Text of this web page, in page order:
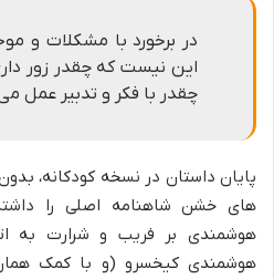
در برخورد با مشکلات و
این نیست که چقدر زور
چقدر با فکر و تدبیر عمل
پایان داستان در نسخه کودکانه،
های خشن شاهنامه اصلی را
هوشمندی بر فریب و شرارت به
هوشمندی کیخسرو (و با کمک